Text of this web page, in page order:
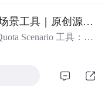
效提高路径跟踪精
能力和工程应用潜
型车辆（如矿用卡
控制；②为复杂非线
3D模型尺寸坐标轴校验配额场景工具｜原创源码+测试+离线报告
Scenario 工具：围
额场景；本地网页、J